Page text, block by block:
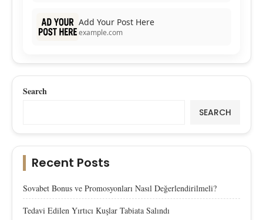
Add Your Post Here
example.com
Search
SEARCH
Recent Posts
Sovabet Bonus ve Promosyonları Nasıl Değerlendirilmeli?
Tedavi Edilen Yırtıcı Kuşlar Tabiata Salındı